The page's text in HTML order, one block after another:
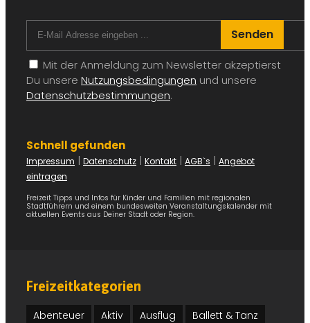
Senden
Mit der Anmeldung zum Newsletter akzeptierst
Du unsere Nutzungsbedingungen und unsere
Datenschutzbestimmungen.
Schnell gefunden
Impressum | Datenschutz | Kontakt | AGB`s | Angebot
eintragen
Freizeit Tipps und Infos für Kinder und Familien mit regionalen
Stadtführern und einem bundesweiten Veranstaltungskalender mit
aktuellen Events aus Deiner Stadt oder Region.
Freizeitkategorien
Abenteuer Aktiv Ausflug
Ballett & Tanz